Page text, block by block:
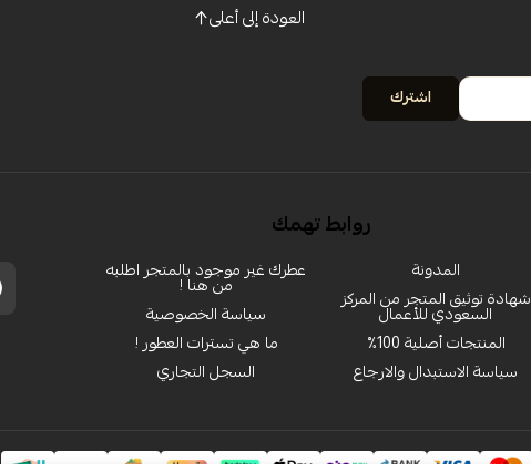
العودة إلى أعلى
اشترك
روابط تهمك
المدونة
شهادة توثيق المتجر من المركز
السعودي للأعمال
المنتجات أصلية 100٪
سياسة الاستبدال والارجاع
عطرك غير موجود بالمتجر اطلبه
من هنا !
سياسة الخصوصية
ما هي تسترات العطور !
السجل التجاري